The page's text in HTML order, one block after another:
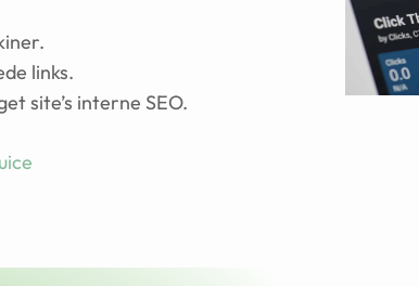
links.
site’s interne SEO.